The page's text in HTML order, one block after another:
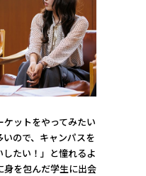
ットをやってみたい
ので、キャンパスを
たい！」と憧れるよ
身を包んだ学生に出会